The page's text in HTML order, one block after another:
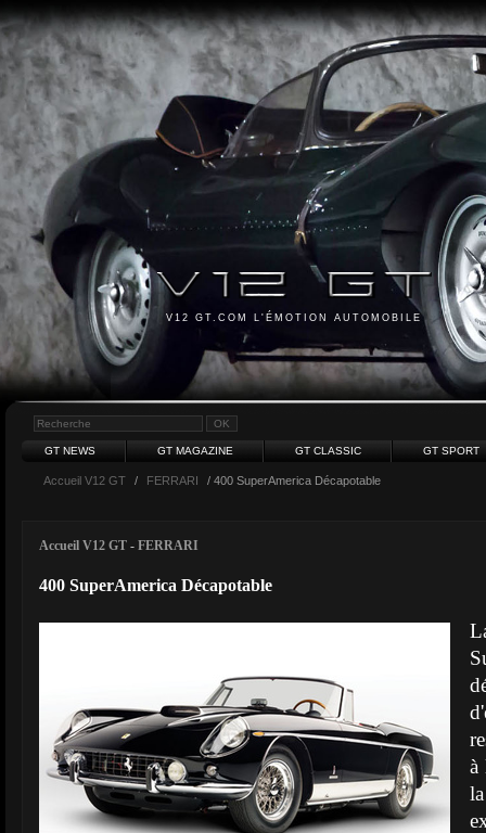
V12 GT.COM L'ÉMOTION AUTOMOBILE
GT NEWS GT MAGAZINE GT CLASSIC GT SPORT
Accueil V12 GT / FERRARI / 400 SuperAmerica Décapotable
Accueil V12 GT - FERRARI
400 SuperAmerica Décapotable
à